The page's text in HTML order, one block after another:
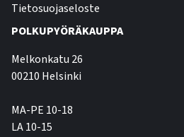
Tietosuojaseloste
POLKUPYÖRÄKAUPPA
Melkonkatu 26
00210 Helsinki
MA-PE 10-18
LA 10-15